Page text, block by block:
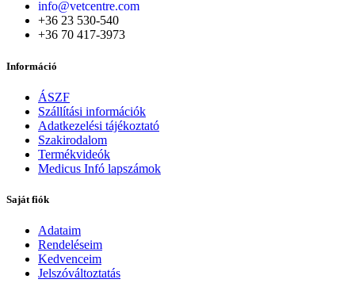
info@vetcentre.com
+36 23 530-540
+36 70 417-3973
Információ
ÁSZF
Szállítási információk
Adatkezelési tájékoztató
Szakirodalom
Termékvideók
Medicus Infó lapszámok
Saját fiók
Adataim
Rendeléseim
Kedvenceim
Jelszóváltoztatás